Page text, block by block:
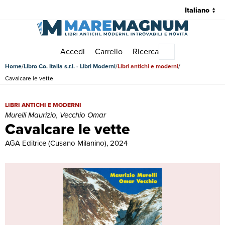
Accedi Carrello Ricerca
Home Libro Co. Italia s.r.l. - Libri Moderni Libri antichi e moderni
Cavalcare le vette
Cavalcare le vette
Cavalcare le vette | Libri antichi e moderni | Murelli Maurizio,
LIBRI ANTICHI E MODERNI
Murelli Maurizio, Vecchio Omar
AGA Editrice (Cusano Milanino), 2024